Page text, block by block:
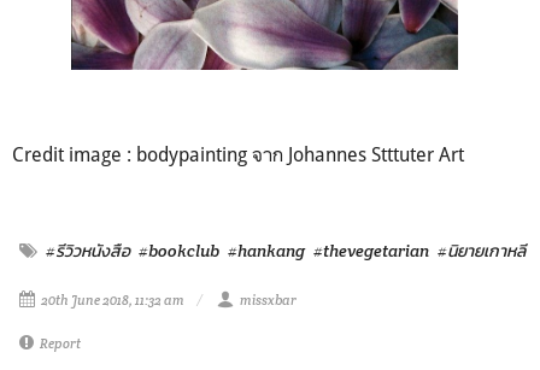
Credit image : bodypainting จาก Johannes Stttuter Art
#รีวิวหนังสือ #bookclub #hankang #thevegetarian #นิยายเกาหลี
20th June 2018, 11:32 am missxbar
Report